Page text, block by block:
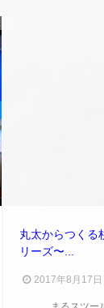
丸太からつくる
リーズ〜...
2017年8月17日